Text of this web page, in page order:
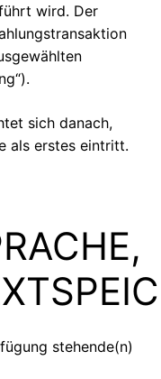
wird. Der
sich danach,
als erstes eintritt.
stehende(n)